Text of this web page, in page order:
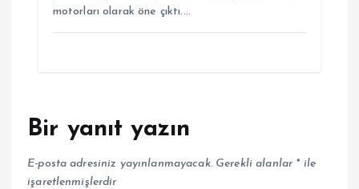
motorları olarak öne çıktı.…
Bir yanıt yazın
E-posta adresiniz yayınlanmayacak. Gerekli alanlar *ile
işaretlenmişlerdir